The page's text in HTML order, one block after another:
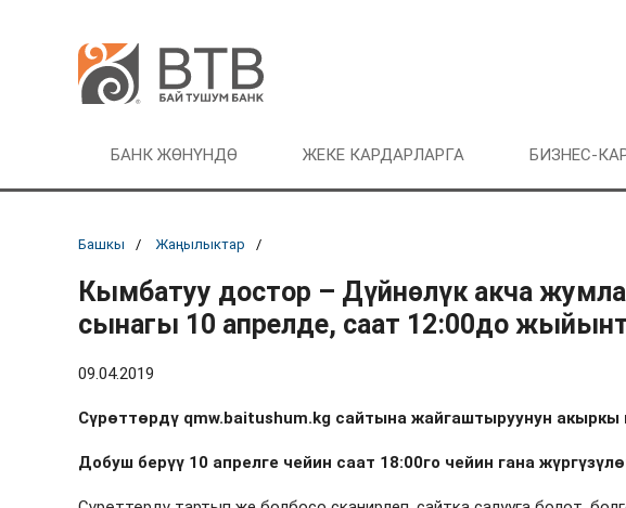
БАНК ЖӨНҮНДӨ ЖЕКЕ КАРДАРЛАРГА БИЗНЕС-
Башкы Жаңылыктар
Кымбатуу достор – Дүйнөлүк акча
сынагы 10 апрелде, саат 12:00до
09.04.2019
Сүрөттөрдү qmw.baitushum.kg сайтына жайгаштыруунун акыркы
Добуш берүү 10 апрелге чейин саат 18:00го чейин гана